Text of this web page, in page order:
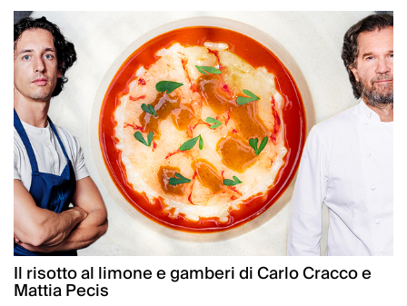
Il risotto al limone e gamberi di Carlo Cracco e
Mattia Pecis